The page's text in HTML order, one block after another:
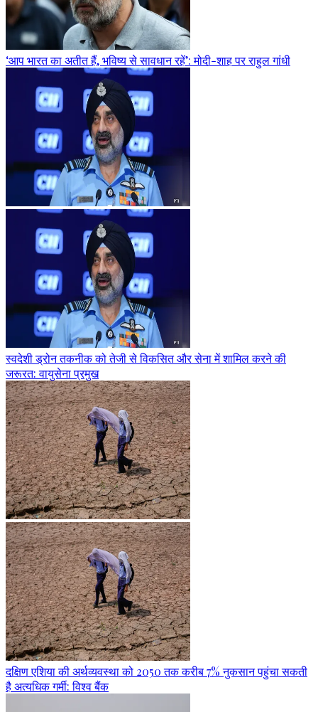
‘आप भारत का अतीत हैं, भविष्य से सावधान रहें’: मोदी-शाह पर राहुल गांधी
स्वदेशी ड्रोन तकनीक को तेजी से विकसित और सेना में शामिल करने की
जरूरत: वायुसेना प्रमुख
दक्षिण एशिया की अर्थव्यवस्था को 2050 तक करीब 7% नुकसान पहुंचा सकती
है अत्यधिक गर्मी: विश्व बैंक